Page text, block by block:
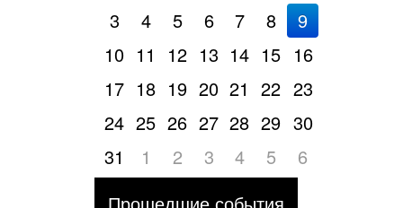
3
4 5 6 7 8
9
10 11 12 13 14 15 16
17 18 19 20 21 22 23
24 25 26 27 28 29 30
31
1 2 3 4 5
6